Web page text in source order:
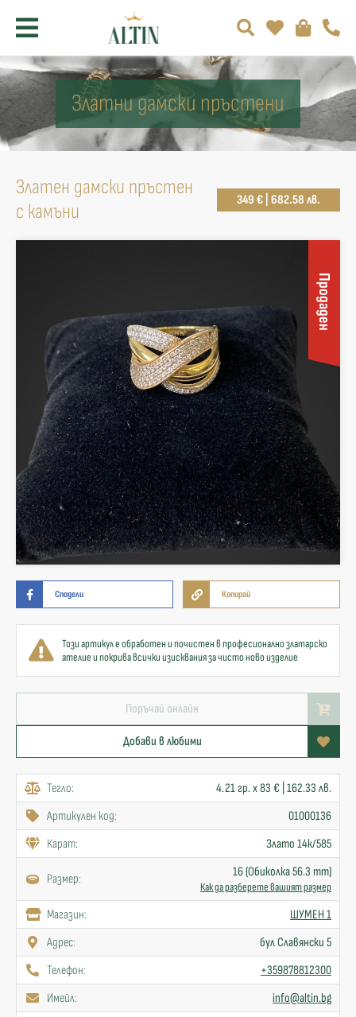
Златни дамски пръстени
Златен дамски пръстен
с камъни
349 € | 682.58 лв.
Продаден
Сподели Копирай
Този артикул е обработен и почистен в професионално златарско
ателие и покрива всички изисквания за чисто ново изделие
Поръчай онлайн
Добави в любими
Тегло:
4.21 гр. x 83 € | 162.33 лв.
Артикулен код:
01000136
Карат:
Злато 14к/585
Размер: 16 (Обиколка 56.3 mm)
Как да разберете вашият размер
Mагазин:
ШУМЕН 1
Адрес:
бул Славянски 5
Телефон:
+359878812300
Имейл:
info@altin.bg